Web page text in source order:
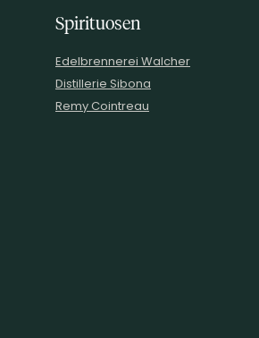
Spirituosen
Edelbrennerei Walcher
Distillerie Sibona
Remy Cointreau